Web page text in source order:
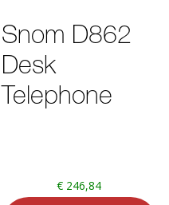
Snom D862
Desk
Telephone
€246,84